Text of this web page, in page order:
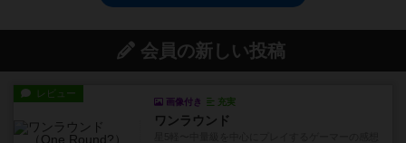
会員の新しい投稿
レビュー
画像付き 充実
ワンラウンド